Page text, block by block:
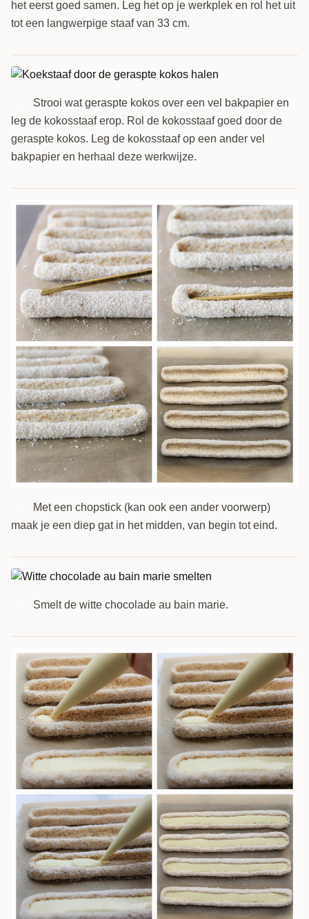
het eerst goed samen. Leg het op je werkplek en rol het uit
tot een langwerpige staaf van 33 cm.
Strooi wat geraspte kokos over een vel bakpapier en
leg de kokosstaaf erop. Rol de kokosstaaf goed door de
geraspte kokos. Leg de kokosstaaf op een ander vel
bakpapier en herhaal deze werkwijze.
Met een chopstick (kan ook een ander voorwerp)
maak je een diep gat in het midden, van begin tot eind.
Smelt de witte chocolade au bain marie.